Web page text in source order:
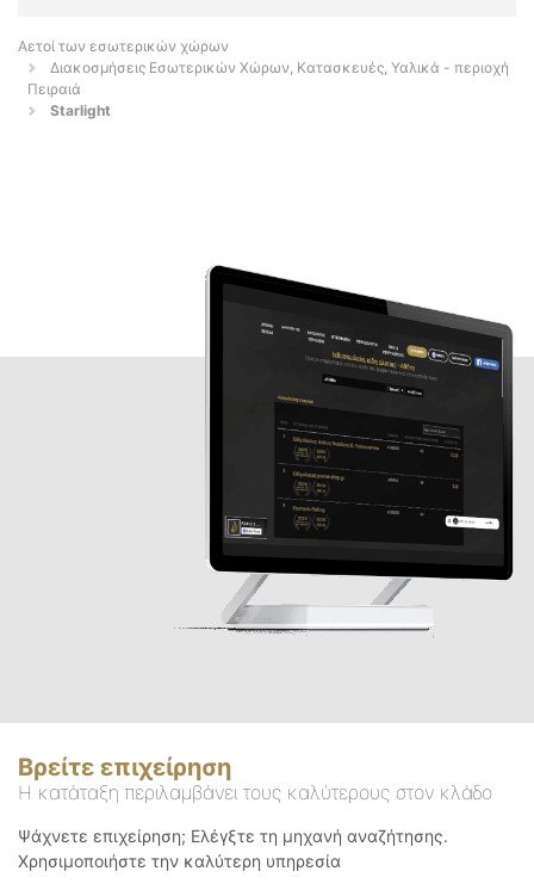
Αετοί των εσωτερικών χώρων
Διακοσμήσεις Εσωτερικών Χώρων, Κατασκευές, Υαλικά - περιοχή
Πειραιά
Starlight
Βρείτε επιχείρηση
Η κατάταξη περιλαμβάνει τους καλύτερους στον κλάδο
Ψάχνετε επιχείρηση; Ελέγξτε τη μηχανή αναζήτησης.
Χρησιμοποιήστε την καλύτερη υπηρεσία